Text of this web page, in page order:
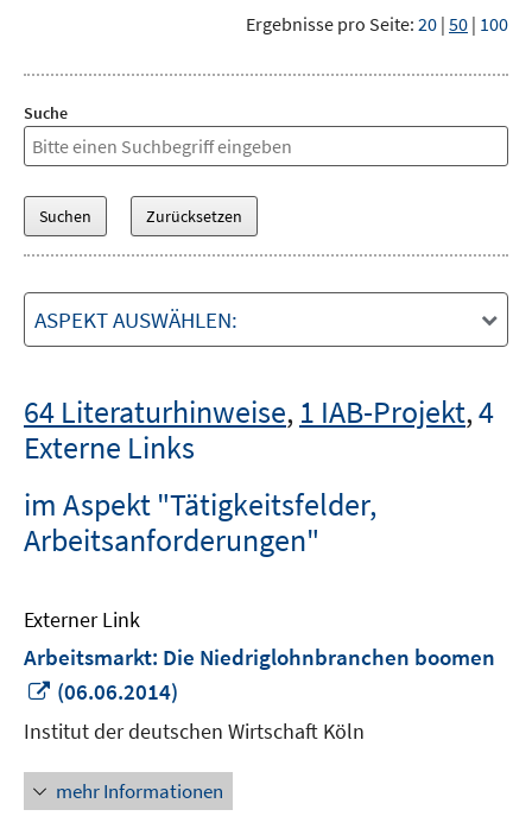
Ergebnisse pro Seite: 20 | 50 | 100
Suche
ASPEKT AUSWÄHLEN:
64 Literaturhinweise, 1 IAB-Projekt,4
Externe Links
im Aspekt "Tätigkeitsfelder,
Arbeitsanforderungen"
Externer Link
Arbeitsmarkt: Die Niedriglohnbranchen boomen
In
neuem
Fenster
öffnen
(06.06.2014)
Institut der deutschen Wirtschaft Köln
mehr Informationen